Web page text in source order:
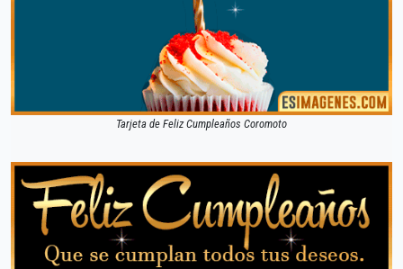
Tarjeta de Feliz Cumpleaños Coromoto